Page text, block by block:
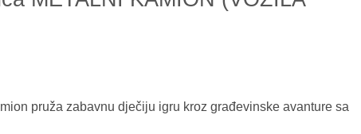
pruža zabavnu dječiju igru kroz građevinske avanture sa